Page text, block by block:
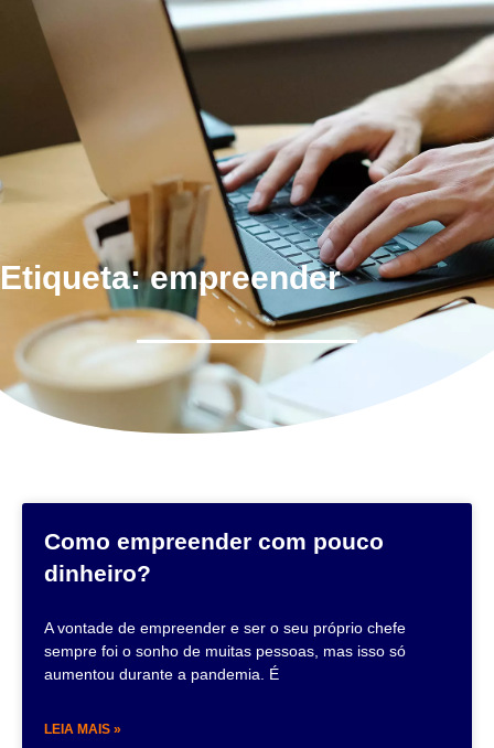
Etiqueta: empreender
Como empreender com pouco
dinheiro?
A vontade de empreender e ser o seu próprio chefe
sempre foi o sonho de muitas pessoas, mas isso só
aumentou durante a pandemia. É
LEIA MAIS »